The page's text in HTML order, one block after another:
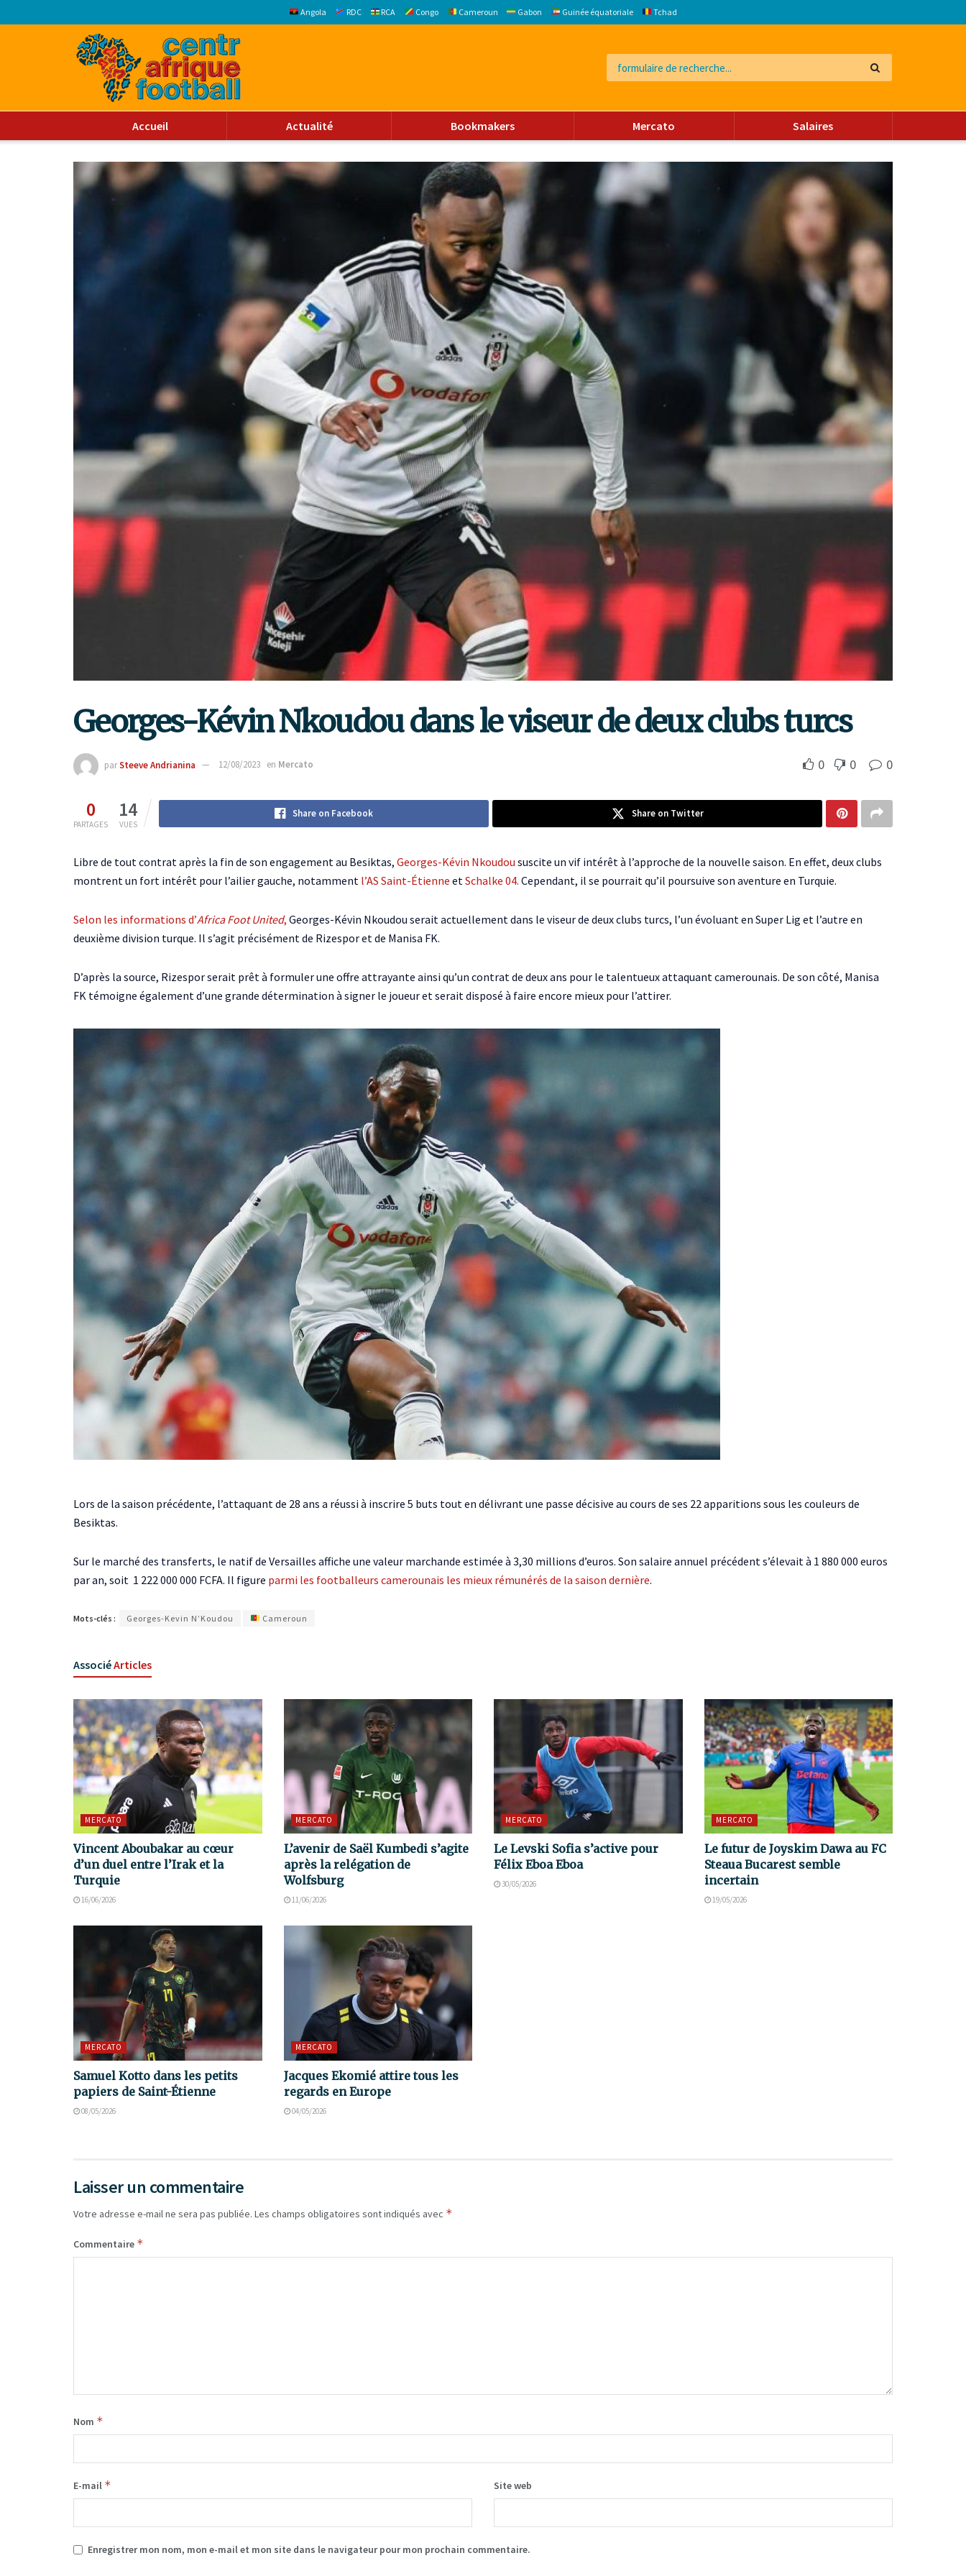
Angola RDC RCA Congo Cameroun Gabon Guinée équatoriale Tchad
Accueil Actualité Bookmakers Mercato Salaires
Georges-Kévin Nkoudou dans le viseur de deux clubs turcs
parSteeve Andrianina 12/08/2023 en Mercato 0 0 0
0
PARTAGES
14
VUES
Share on Facebook Share on Twitter
Libre de tout contrat après la fin de son engagement au Besiktas, Georges-Kévin Nkoudou suscite un vif intérêt à l’approche de la nouvelle saison. En effet, deux clubs
montrent un fort intérêt pour l’ailier gauche, notamment l’AS Saint-Étienne et Schalke 04. Cependant, il se pourrait qu’il poursuive son aventure en Turquie.
Selon les informations d’Africa Foot United, Georges-Kévin Nkoudou serait actuellement dans le viseur de deux clubs turcs, l’un évoluant en Super Lig et l’autre en
deuxième division turque. Il s’agit précisément de Rizespor et de Manisa FK.
D’après la source, Rizespor serait prêt à formuler une offre attrayante ainsi qu’un contrat de deux ans pour le talentueux attaquant camerounais. De son côté, Manisa
FK témoigne également d’une grande détermination à signer le joueur et serait disposé à faire encore mieux pour l’attirer.
Lors de la saison précédente, l’attaquant de 28 ans a réussi à inscrire 5 buts tout en délivrant une passe décisive au cours de ses 22 apparitions sous les couleurs de
Besiktas.
Sur le marché des transferts, le natif de Versailles affiche une valeur marchande estimée à 3,30 millions d’euros. Son salaire annuel précédent s’élevait à 1 880 000 euros
par an, soit 1 222 000 000 FCFA. Il figure parmi les footballeurs camerounais les mieux rémunérés de la saison dernière.
Mots-clés : Georges-Kevin N’Koudou Cameroun
AssociéArticles
MERCATO
Vincent Aboubakar au cœur
d’un duel entre l’Irak et la
Turquie
16/06/2026
MERCATO
L’avenir de Saël Kumbedi s’agite
après la relégation de
Wolfsburg
11/06/2026
MERCATO
Le Levski Sofia s’active pour
Félix Eboa Eboa
30/05/2026
MERCATO
Le futur de Joyskim Dawa au FC
Steaua Bucarest semble
incertain
19/05/2026
MERCATO
Samuel Kotto dans les petits
papiers de Saint-Étienne
08/05/2026
MERCATO
Jacques Ekomié attire tous les
regards en Europe
04/05/2026
Laisser un commentaire
Votre adresse e-mail ne sera pas publiée. Les champs obligatoires sont indiqués avec *
Commentaire *
Nom *
E-mail * Site web
Enregistrer mon nom, mon e-mail et mon site dans le navigateur pour mon prochain commentaire.